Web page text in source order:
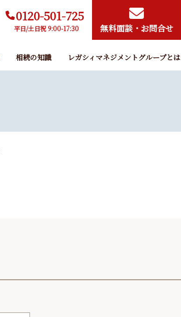
0120-501-725
平日/土日祝 9:00-17:30 無料面談・お問合せ
相続の知識 レガシィマネジメントグループとは